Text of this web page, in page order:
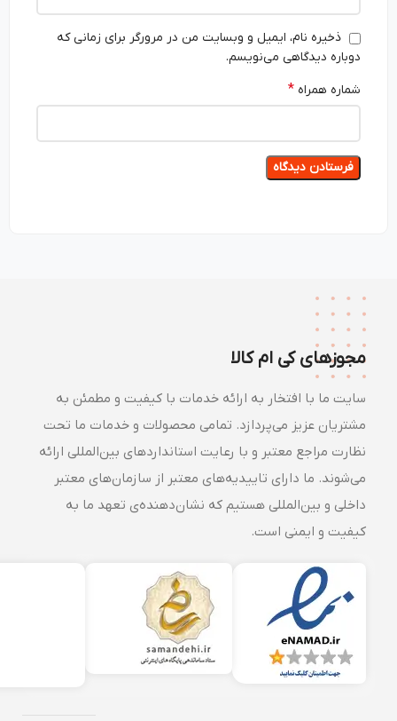
ذخیره نام، ایمیل و وبسایت من در مرورگر برای زمانی که
دوباره دیدگاهی می‌نویسم.
شماره همراه*
مجوزهای کی ام کالا
سایت ما با افتخار به ارائه خدمات با کیفیت و مطمئن به
مشتریان عزیز می‌پردازد. تمامی محصولات و خدمات ما تحت
نظارت مراجع معتبر و با رعایت استانداردهای بین‌المللی ارائه
می‌شوند. ما دارای تاییدیه‌های معتبر از سازمان‌های معتبر
داخلی و بین‌المللی هستیم که نشان‌دهنده‌ی تعهد ما به
کیفیت و ایمنی است.